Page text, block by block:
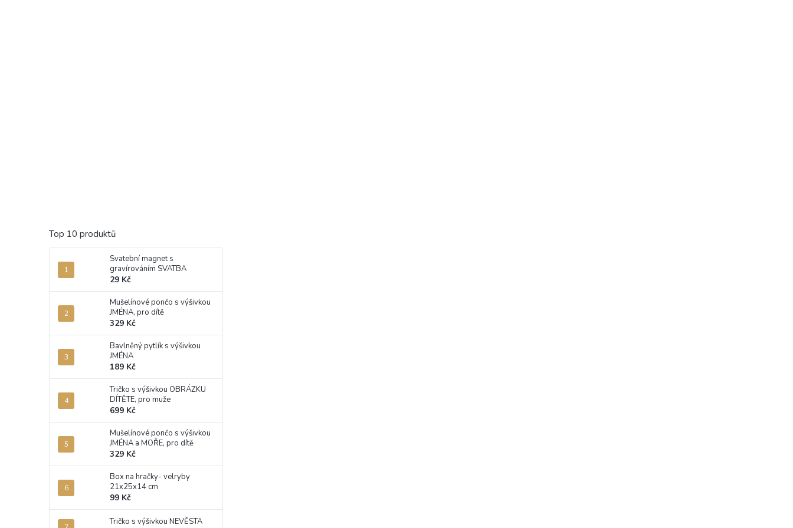
Top 10 produktů
Svatební magnet s
gravírováním SVATBA
29 Kč
Mušelínové pončo s výšivkou
JMÉNA, pro dítě
329 Kč
Bavlněný pytlík s výšivkou
JMÉNA
189 Kč
Tričko s výšivkou OBRÁZKU
DÍTĚTE, pro muže
699 Kč
Mušelínové pončo s výšivkou
JMÉNA a MOŘE, pro dítě
329 Kč
Box na hračky- velryby
21x25x14 cm
99 Kč
Tričko s výšivkou NEVĚSTA